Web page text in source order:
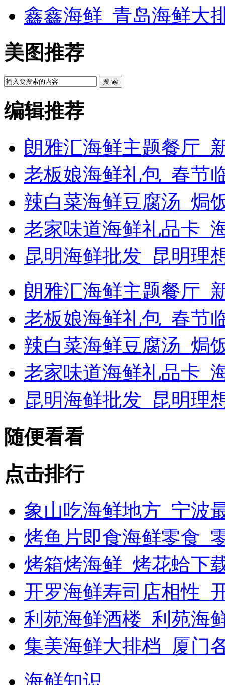
鑫鑫海鲜_青岛海鲜大
美图推荐
搜 索
编辑推荐
朗雅汇海鲜主题餐厅_
老板娘海鲜礼包_春节
辣白菜海鲜豆腐汤_焗
老家味道海鲜礼品卡_
昆明海鲜批发_昆明理
朗雅汇海鲜主题餐厅_
老板娘海鲜礼包_春节
辣白菜海鲜豆腐汤_焗
老家味道海鲜礼品卡_
昆明海鲜批发_昆明理
随便看看
点击排行
象山吃海鲜地方_宁波
烤鱼片即食海鲜零食_
烤箱烤海鲜_烤花蛤下
开罗海鲜寿司店相性_
利苑海鲜酒楼_利苑海
集美海鲜大排档_厦门